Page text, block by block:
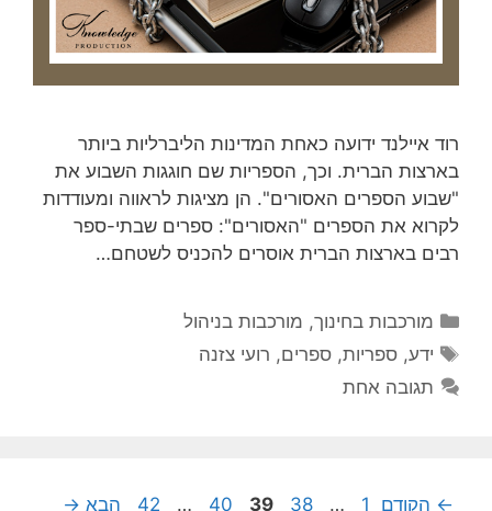
רוד איילנד ידועה כאחת המדינות הליברליות ביותר
בארצות הברית. וכך, הספריות שם חוגגות השבוע את
"שבוע הספרים האסורים". הן מציגות לראווה ומעודדות
לקרוא את הספרים "האסורים": ספרים שבתי-ספר
רבים בארצות הברית אוסרים להכניס לשטחם…
קטגוריות
מורכבות בחינוך, מורכבות בניהול
תגיות
ידע,ספריות,ספרים, רועי צזנה
תגובה אחת
← הקודם עמוד
1
… עמוד
38 עמוד
39 עמוד
40
… עמוד
42 הבא →